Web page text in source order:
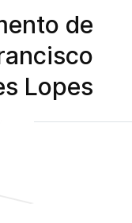
de
Lopes